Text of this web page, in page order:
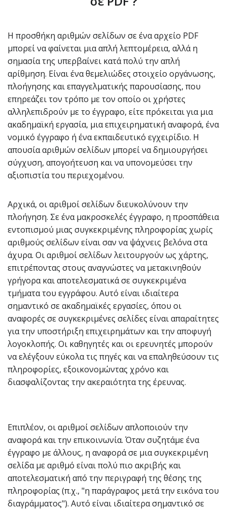
Η προσθήκη αριθμών σελίδων σε ένα αρχείο PDF
μπορεί να φαίνεται μια απλή λεπτομέρεια, αλλά η
σημασία της υπερβαίνει κατά πολύ την απλή
αρίθμηση. Είναι ένα θεμελιώδες στοιχείο οργάνωσης,
πλοήγησης και επαγγελματικής παρουσίασης, που
επηρεάζει τον τρόπο με τον οποίο οι χρήστες
αλληλεπιδρούν με το έγγραφο, είτε πρόκειται για μια
ακαδημαϊκή εργασία, μια επιχειρηματική αναφορά, ένα
νομικό έγγραφο ή ένα εκπαιδευτικό εγχειρίδιο. Η
απουσία αριθμών σελίδων μπορεί να δημιουργήσει
σύγχυση, απογοήτευση και να υπονομεύσει την
αξιοπιστία του περιεχομένου.
Αρχικά, οι αριθμοί σελίδων διευκολύνουν την
πλοήγηση. Σε ένα μακροσκελές έγγραφο, η προσπάθεια
εντοπισμού μιας συγκεκριμένης πληροφορίας χωρίς
αριθμούς σελίδων είναι σαν να ψάχνεις βελόνα στα
άχυρα. Οι αριθμοί σελίδων λειτουργούν ως χάρτης,
επιτρέποντας στους αναγνώστες να μετακινηθούν
γρήγορα και αποτελεσματικά σε συγκεκριμένα
τμήματα του εγγράφου. Αυτό είναι ιδιαίτερα
σημαντικό σε ακαδημαϊκές εργασίες, όπου οι
αναφορές σε συγκεκριμένες σελίδες είναι απαραίτητες
για την υποστήριξη επιχειρημάτων και την αποφυγή
λογοκλοπής. Οι καθηγητές και οι ερευνητές μπορούν
να ελέγξουν εύκολα τις πηγές και να επαληθεύσουν τις
πληροφορίες, εξοικονομώντας χρόνο και
διασφαλίζοντας την ακεραιότητα της έρευνας.
Επιπλέον, οι αριθμοί σελίδων απλοποιούν την
αναφορά και την επικοινωνία. Όταν συζητάμε ένα
έγγραφο με άλλους, η αναφορά σε μια συγκεκριμένη
σελίδα με αριθμό είναι πολύ πιο ακριβής και
αποτελεσματική από την περιγραφή της θέσης της
πληροφορίας (π.χ., "η παράγραφος μετά την εικόνα του
διαγράμματος"). Αυτό είναι ιδιαίτερα σημαντικό σε